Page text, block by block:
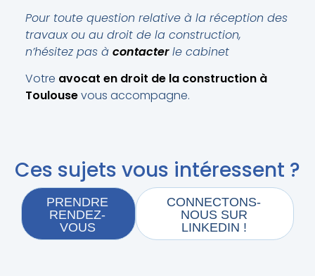
Pour toute question relative à la réception des
travaux ou au droit de la construction,
n’hésitez pas à contacterle cabinet
Votre avocat en droit de la construction à
Toulousevous accompagne.
Ces sujets vous intéressent ?
PRENDRE
RENDEZ-
VOUS
CONNECTONS-
NOUS SUR
LINKEDIN !